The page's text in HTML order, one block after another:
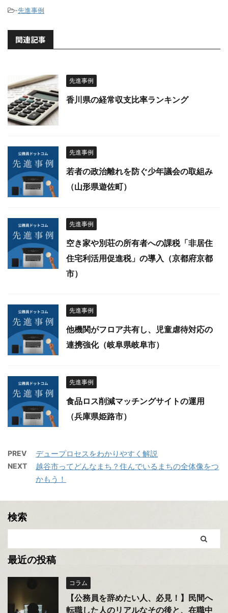
-先進事例
関連記事
先進事例
香川県の経常収支比率ランキング
先進事例
若者の政治離れを防ぐ少年議会の取組み
（山形県遊佐町）
先進事例
空き家や別荘の所有者への課税「非居住
住宅利活用促進税」の導入（京都府京都
市）
先進事例
他機関がフロア共有し、児童虐待対応の
連携強化（岐阜県岐阜市）
先進事例
食品ロス削減マッチングサイトの運用
（兵庫県姫路市）
PREV デュープロセスをわかりやすく解説
NEXT
越谷市ってどんなまち？住んでいるまちの全体像をつ
かもう！
検索
最近の投稿
コラム
【公務員を辞めたい人、必見！】民間へ
転職した人のリアルなその後と、在職中